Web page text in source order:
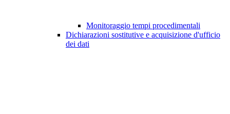
Monitoraggio tempi procedimentali
Dichiarazioni sostitutive e acquisizione d'ufficio
dei dati